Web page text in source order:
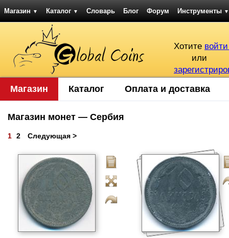
Магазин ▼ Каталог ▼ Словарь Блог Форум Инструменты ▼
Хотите
или
Магазин Каталог Оплата и доставка
Магазин монет — Сербия
1 2 Следующая >